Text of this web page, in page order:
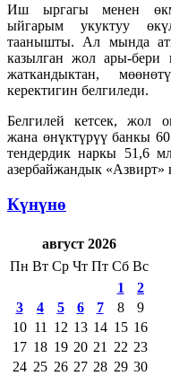
Иш ыргагы менен
ыйгарым укуктуу
таанышты. Ал мында
казылган жол ары-бери
жаткандыктан,
керектигин белгиледи.
Белгилей кетсек, жол
жана өнүктүрүү банкы
тендердик наркы 51,6
азербайжандык «Азвирт»
Күнүнө
август 2026
Пн Вт Ср Чт Пт Сб Вс
1
2
3
4 5 6 7 8
9
10 11 12 13 14 15 16
17 18 19 20 21 22 23
24 25 26 27 28 29 30